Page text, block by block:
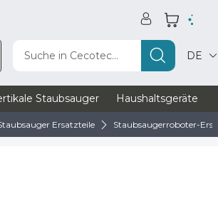
Suche in Cecotec... DE
Staubsauger Haushaltsgeräte
Ersatzteile Staubsaugerroboter-